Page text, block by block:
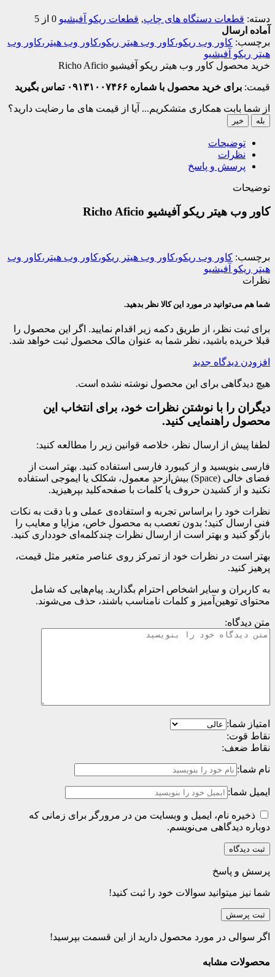
دسته: قطعات دستگاه های چاپ, قطعات ریکو آفیشیو 0 از 5
آماده ارسال
برچسب: کاور وب ریکو،کاور وب هیتر ریکو،کاور وب هیتر،کاور وب
هیتر ریکو آفیشیو
خرید محصول کاور وب هیتر ریکو آفیشیو Richo Aficio
قیمت: برای خرید محصول با شماره ۰۹۱۳۱۰۰۷۴۶۶ تماس بگیرید
از شما بابت همکاری متشکریم... آیا از قیمت های ما رضایت دارید؟
بله خیر
توضیحات
نظرات
پرسش و پاسخ
توضیحات
کاور وب هیتر ریکو آفیشیو Richo Aficio
برچسب: کاور وب ریکو،کاور وب هیتر ریکو،کاور وب هیتر،کاور وب
هیتر ریکو آفیشیو
نظرات
شما هم می‌توانید در مورد این کالا نظر بدهید.
برای ثبت نظر، از طریق دکمه زیر اقدام نمایید. اگر این محصول را
قبلا خریده باشید، نظر شما به عنوان مالک محصول ثبت خواهد شد.
افزودن دیدگاه جدید
هیچ دیدگاهی برای این محصول نوشته نشده است.
دیگران را با نوشتن نظرات خود، برای انتخاب این
محصول راهنمایی کنید.
لطفا پیش از ارسال نظر، خلاصه قوانین زیر را مطالعه کنید:
فارسی بنویسید و از کیبورد فارسی استفاده کنید. بهتر است از
فضای خالی (Space) بیش‌از‌حدِ معمول، شکلک یا ایموجی استفاده
نکنید و از کشیدن حروف یا کلمات با صفحه‌کلید بپرهیزید.
نظرات خود را براساس تجربه و استفاده‌ی عملی و با دقت به نکات
فنی ارسال کنید؛ بدون تعصب به محصول خاص، مزایا و معایب را
بازگو کنید و بهتر است از ارسال نظرات چندکلمه‌‌ای خودداری کنید.
بهتر است در نظرات خود از تمرکز روی عناصر متغیر مثل قیمت،
پرهیز کنید.
به کاربران و سایر اشخاص احترام بگذارید. پیام‌هایی که شامل
محتوای توهین‌آمیز و کلمات نامناسب باشند، حذف می‌شوند.
متن دیدگاه:
امتیاز شما:
نقاط قوت:
نقاط ضعف:
نام شما:
ایمیل شما:
ذخیره نام، ایمیل و وبسایت من در مرورگر برای زمانی که
دوباره دیدگاهی می‌نویسم.
پرسش و پاسخ
شما نیز میتوانید سوالات خود را ثبت کنید!
ثبت پرسش
اگر سوالی در مورد محصول دارید از این قسمت بپرسید!
محصولات مشابه